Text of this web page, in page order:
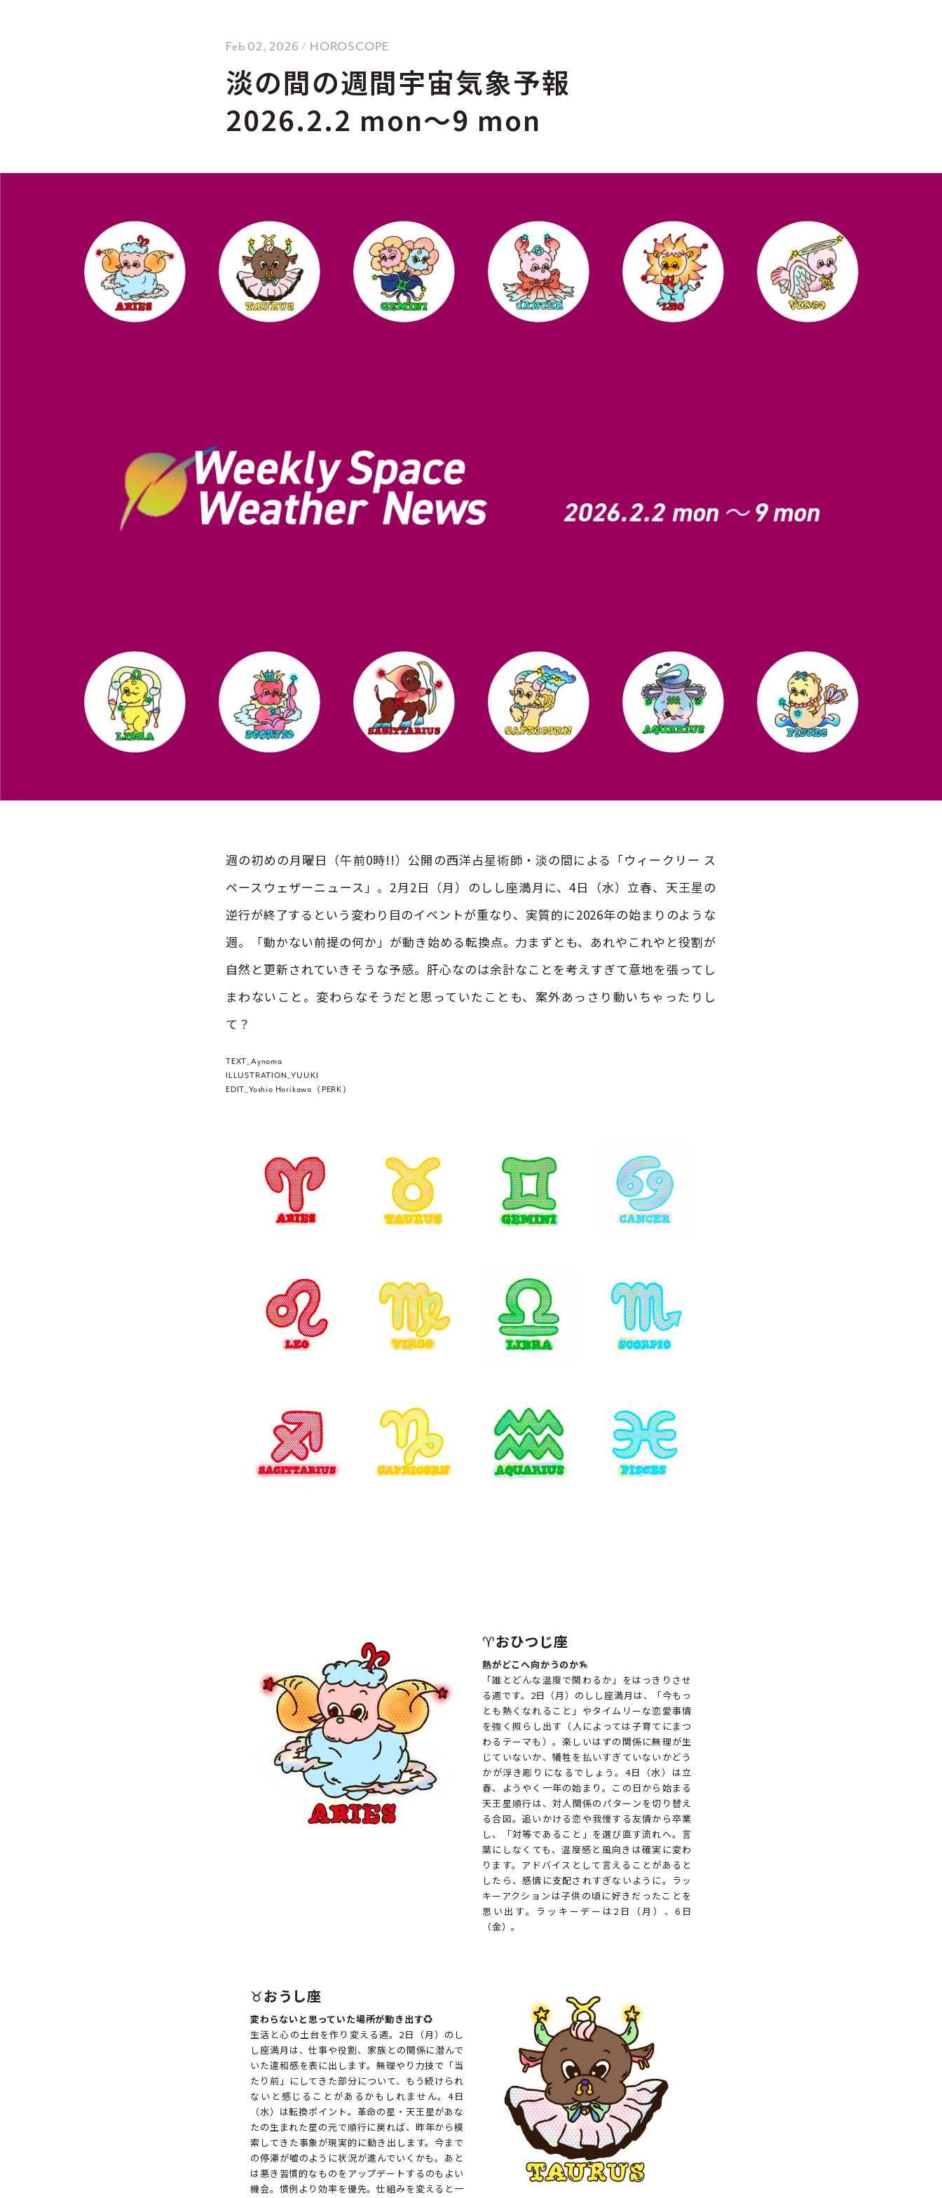
Feb 02, 2026 / HOROSCOPE
淡の間の週間宇宙気象予報
2026.2.2 mon〜9 mon
週の初めの月曜日（午前0時!!）公開の西洋占星術師・淡の間による「ウィークリー ス
ペースウェザーニュース」。2月2日（月）のしし座満月に、4日（水）立春、天王星の
逆行が終了するという変わり目のイベントが重なり、実質的に2026年の始まりのような
週。「動かない前提の何か」が動き始める転換点。力まずとも、あれやこれやと役割が
自然と更新されていきそうな予感。肝心なのは余計なことを考えすぎて意地を張ってし
まわないこと。変わらなそうだと思っていたことも、案外あっさり動いちゃったりし
て？
TEXT_Aynoma
ILLUSTRATION_YUUKI
EDIT_Yoshio Horikawa（PERK）
♈️おひつじ座
熱がどこへ向かうのか🏇
「誰とどんな温度で関わるか」をはっきりさせ
る週です。2日（月）のしし座満月は、「今もっ
とも熱くなれること」やタイムリーな恋愛事情
を強く照らし出す（人によっては子育てにまつ
わるテーマも）。楽しいはずの関係に無理が生
じていないか、犠牲を払いすぎていないかどう
かが浮き彫りになるでしょう。4日（水）は立
春、ようやく一年の始まり。この日から始まる
天王星順行は、対人関係のパターンを切り替え
る合図。追いかける恋や我慢する友情から卒業
し、「対等であること」を選び直す流れへ。言
葉にしなくても、温度感と風向きは確実に変わ
ります。アドバイスとして言えることがあると
したら、感情に支配されすぎないように。ラッ
キーアクションは子供の頃に好きだったことを
思い出す。ラッキーデーは2日（月）、6日
（金）。
♉️おうし座
変わらないと思っていた場所が動き出す♻️
生活と心の土台を作り変える週。2日（月）のし
し座満月は、仕事や役割、家族との関係に潜んで
いた違和感を表に出します。無理やり力技で「当
たり前」にしてきた部分について、もう続けられ
ないと感じることがあるかもしれません。4日
（水）は転換ポイント。革命の星・天王星があな
たの生まれた星の元で順行に戻れば、昨年から模
索してきた事象が現実的に動き出します。今まで
の停滞が嘘のように状況が進んでいくかも。あと
は悪き習慣的なものをアップデートするのもよい
機会。慣例より効率を優先。仕組みを変えると一